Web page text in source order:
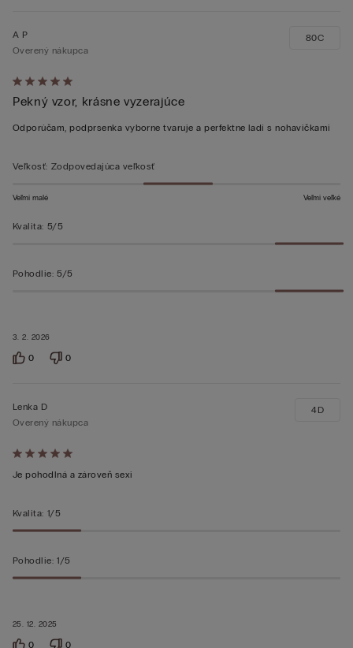
Hodnotenie:
5
z 5
3. 2. 2026
A P
Overený nákupca
Pekný vzor, krásne vyzerajúce
Odporúčam, podprsenka vyborne tvaruje a perfektne ladí s nohavičkami
80C
Veľkosť: Zodpovedajúca veľkosť
Veľmi malé Veľmi veľké
Kvalita: 5/5
Pohodlie: 5/5
0 0
Hodnotenie:
5
25. 12. 2025
Lenka D
Overený nákupca
Je pohodlná a zároveň sexi
4D
Kvalita: 1/5
Pohodlie: 1/5
0 0